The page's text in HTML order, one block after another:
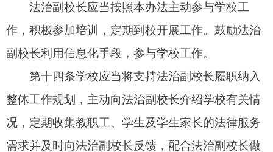
第十八条 地方教育行政部门应当定期对本区域
内法治副校长的履职情况进行考评，对工作成绩突
出的法治副校长，应当予以表彰、奖励或者会同派
司法行政部门应当将派出机关法治副校长履职
情况作为落实“谁执法谁普法”普法责任制的重要方
面，纳入普法工作考核内容。对推荐、聘任法治副
校长工作成绩突出的派出机关、学校，应当作为普